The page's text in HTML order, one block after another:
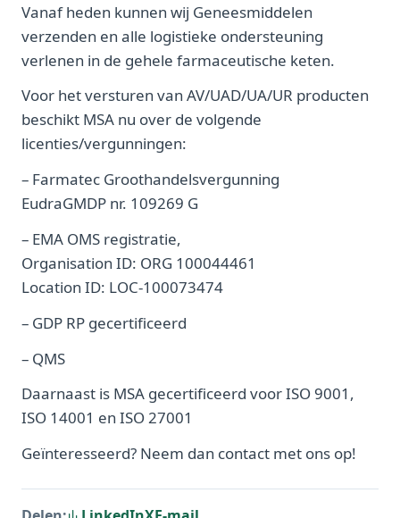
Vanaf heden kunnen wij Geneesmiddelen
verzenden en alle logistieke ondersteuning
verlenen in de gehele farmaceutische keten.
Voor het versturen van AV/UAD/UA/UR producten
beschikt MSA nu over de volgende
licenties/vergunningen:
– Farmatec Groothandelsvergunning
EudraGMDP nr. 109269 G
– EMA OMS registratie,
Organisation ID: ORG 100044461
Location ID: LOC-100073474
– GDP RP gecertificeerd
– QMS
Daarnaast is MSA gecertificeerd voor ISO 9001,
ISO 14001 en ISO 27001
Geïnteresseerd? Neem dan contact met ons op!